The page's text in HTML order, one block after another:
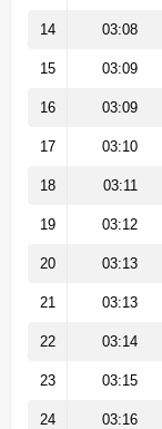
14 03:08
15 03:09
16 03:09
17 03:10
18 03:11
19 03:12
20 03:13
21 03:13
22 03:14
23 03:15
24 03:16